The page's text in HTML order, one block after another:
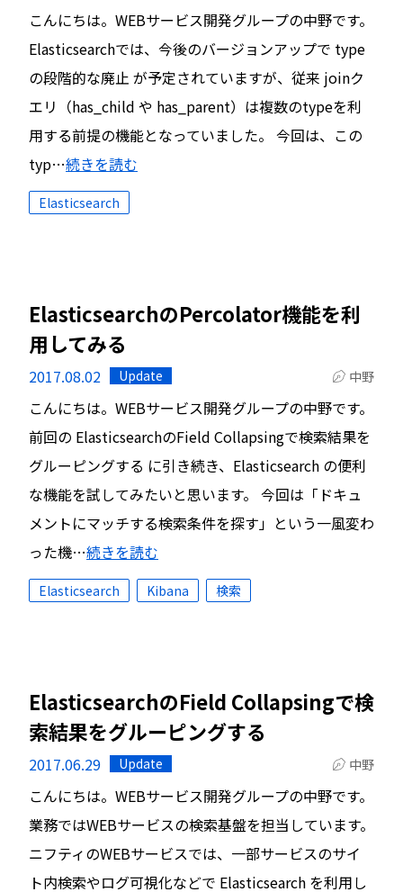
こんにちは。WEBサービス開発グループの中野です。
Elasticsearchでは、今後のバージョンアップで type
の段階的な廃止 が予定されていますが、従来 joinク
エリ（has_child や has_parent）は複数のtypeを利
用する前提の機能となっていました。 今回は、この
typ…続きを読む
Elasticsearch
ElasticsearchのPercolator機能を利
用してみる
2017.08.02 Update 中野
こんにちは。WEBサービス開発グループの中野です。
前回の ElasticsearchのField Collapsingで検索結果を
グルーピングする に引き続き、Elasticsearch の便利
な機能を試してみたいと思います。 今回は「ドキュ
メントにマッチする検索条件を探す」という一風変わ
った機…続きを読む
Elasticsearch Kibana 検索
ElasticsearchのField Collapsingで検
索結果をグルーピングする
2017.06.29 Update 中野
こんにちは。WEBサービス開発グループの中野です。
業務ではWEBサービスの検索基盤を担当しています。
ニフティのWEBサービスでは、一部サービスのサイ
ト内検索やログ可視化などで Elasticsearch を利用し